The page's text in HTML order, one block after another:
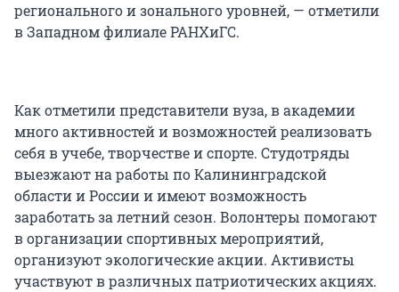
регионального и зонального уровней, — отметили
в Западном филиале РАНХиГС.
Как отметили представители вуза, в академии
много активностей и возможностей реализовать
себя в учебе, творчестве и спорте. Студотряды
выезжают на работы по Калининградской
области и России и имеют возможность
заработать за летний сезон. Волонтеры помогают
в организации спортивных мероприятий,
организуют экологические акции. Активисты
участвуют в различных патриотических акциях.